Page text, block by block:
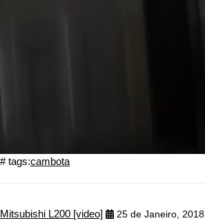
# tags:cambota
Mitsubishi L200 [video] 25 de Janeiro, 2018